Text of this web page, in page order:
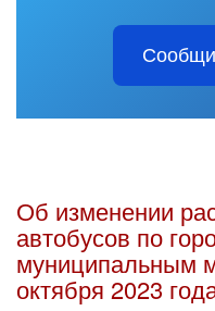
Об изменении
автобусов по
муниципальным
октября 2023